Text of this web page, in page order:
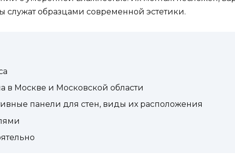
образцами современной эстетики.
в Москве и Московской области
панели для стен, виды их расположения